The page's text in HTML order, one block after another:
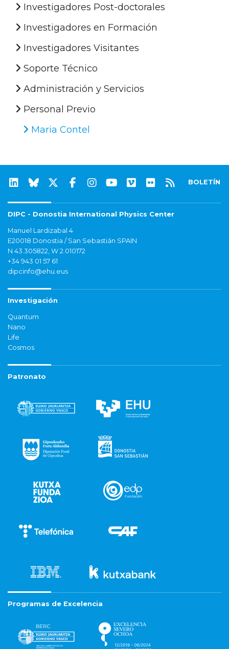
Investigadores Post-doctorales
Investigadores en Formación
Investigadores Visitantes
Soporte Técnico
Administración y Servicios
Personal Previo
Maria Contel
BOLETÍN
DIPC - Donostia International Physics Center
Manuel Lardizabal 4
E20018 Donostia / San Sebastián SPAIN
N 43.305822, W 2.010172
+34 943 01 57 61
dipcinfo@ehu.eus
Investigación
Quantum
Nano
Life
Cosmos
Patronato
Programas de Excelencia